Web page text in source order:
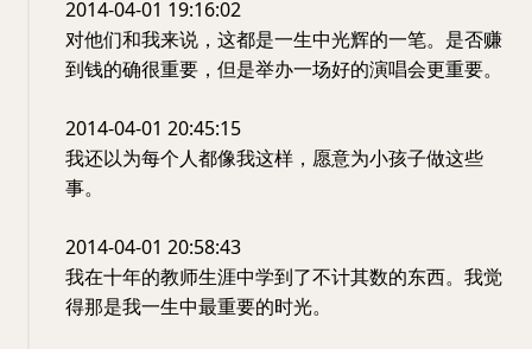
2014-04-01 19:16:02
对他们和我来说，这都是一生中光辉的一笔。是否赚
到钱的确很重要，但是举办一场好的演唱会更重要。
2014-04-01 20:45:15
我还以为每个人都像我这样，愿意为小孩子做这些
事。
2014-04-01 20:58:43
我在十年的教师生涯中学到了不计其数的东西。我觉
得那是我一生中最重要的时光。